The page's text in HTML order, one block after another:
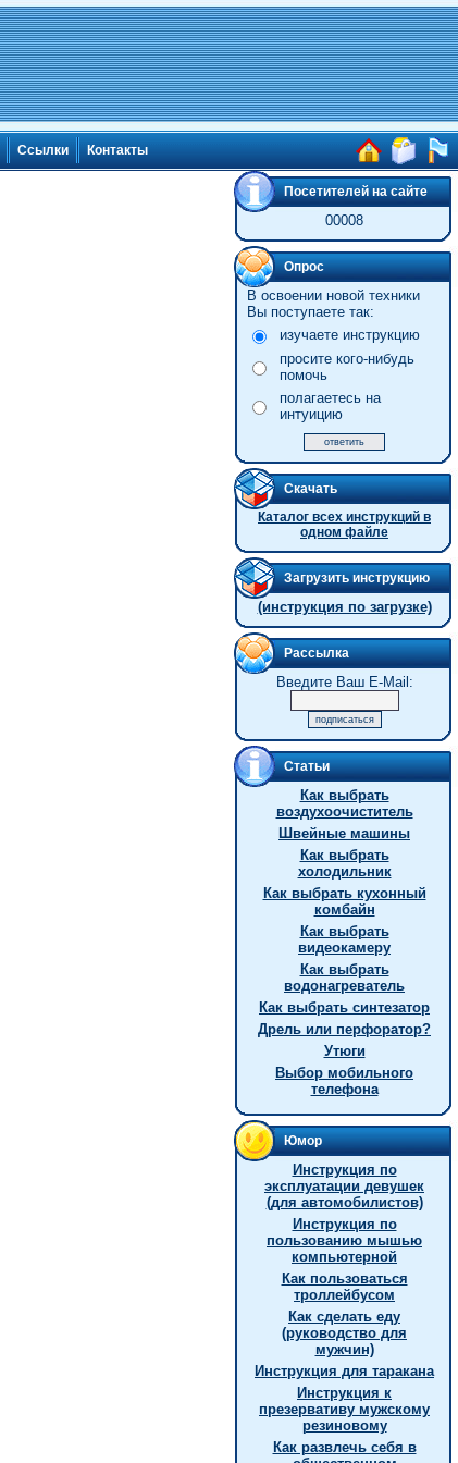
Ссылки Контакты
Посетителей на сайте
00008
Опрос
В освоении новой техники
Вы поступаете так:
изучаете инструкцию
просите кого-нибудь
помочь
полагаетесь на
интуицию
Скачать
Каталог всех инструкций в
одном файле
Загрузить инструкцию
(инструкция по загрузке)
Рассылка
Введите Ваш E-Mail:
Статьи
Как выбрать
воздухоочиститель
Швейные машины
Как выбрать
холодильник
Как выбрать кухонный
комбайн
Как выбрать
видеокамеру
Как выбрать
водонагреватель
Как выбрать синтезатор
Дрель или перфоратор?
Утюги
Выбор мобильного
телефона
Юмор
Инструкция по
эксплуатации девушек
(для автомобилистов)
Инструкция по
пользованию мышью
компьютерной
Как пользоваться
троллейбусом
Как сделать еду
(руководство для
мужчин)
Инструкция для таракана
Инструкция к
презервативу мужскому
резиновому
Как развлечь себя в